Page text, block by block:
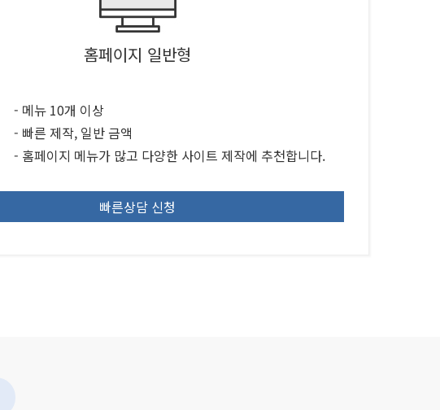
홈페이지 일반형
- 메뉴 10개 이상
- 빠른 제작, 일반 금액
- 홈페이지 메뉴가 많고 다양한 사이트 제작에 추천합니다.
빠른상담 신청